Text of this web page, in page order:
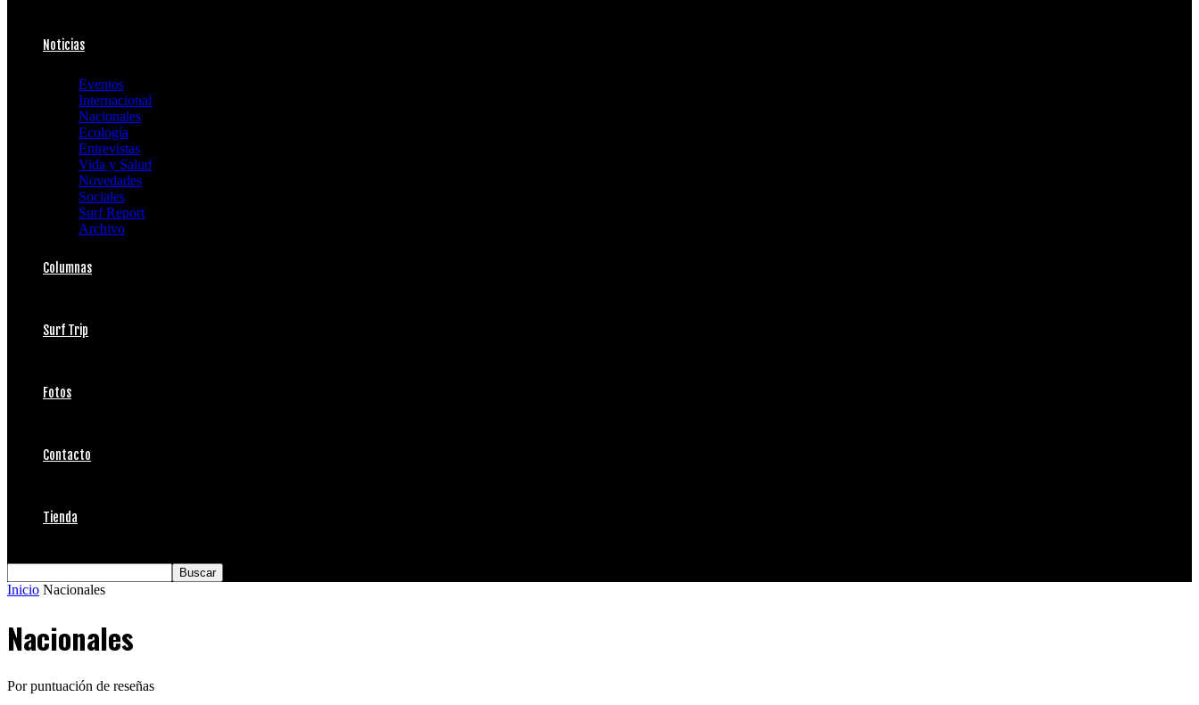
Noticias
Eventos
Internacional
Nacionales
Ecología
Entrevistas
Vida y Salud
Novedades
Sociales
Surf Report
Archivo
Columnas
Surf Trip
Fotos
Contacto
Tienda
Inicio Nacionales
Nacionales
Por puntuación de reseñas